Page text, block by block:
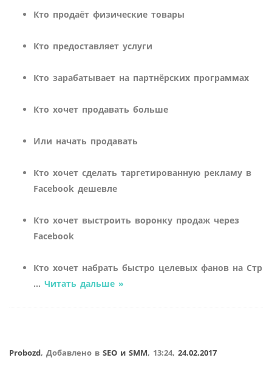
Кто продаёт физические товары
Кто предоставляет услуги
Кто зарабатывает на партнёрских программах
Кто хочет продавать больше
Или начать продавать
Кто хочет сделать таргетированную рекламу в
Facebook дешевле
Кто хочет выстроить воронку продаж через
Facebook
Кто хочет набрать быстро целевых фанов на Стр
... Читать дальше »
Probozd, Добавлено в SEO и SMM, 13:24, 24.02.2017